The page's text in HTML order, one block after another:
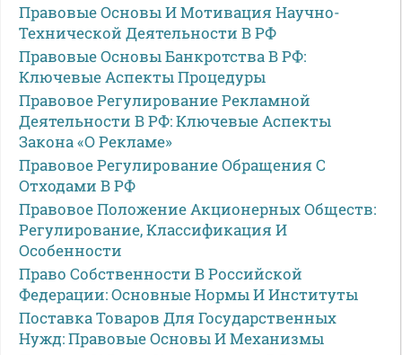
Правовые Основы И Мотивация Научно-
Технической Деятельности В РФ
Правовые Основы Банкротства В РФ:
Ключевые Аспекты Процедуры
Правовое Регулирование Рекламной
Деятельности В РФ: Ключевые Аспекты
Закона «О Рекламе»
Правовое Регулирование Обращения С
Отходами В РФ
Правовое Положение Акционерных Обществ:
Регулирование, Классификация И
Особенности
Право Собственности В Российской
Федерации: Основные Нормы И Институты
Поставка Товаров Для Государственных
Нужд: Правовые Основы И Механизмы